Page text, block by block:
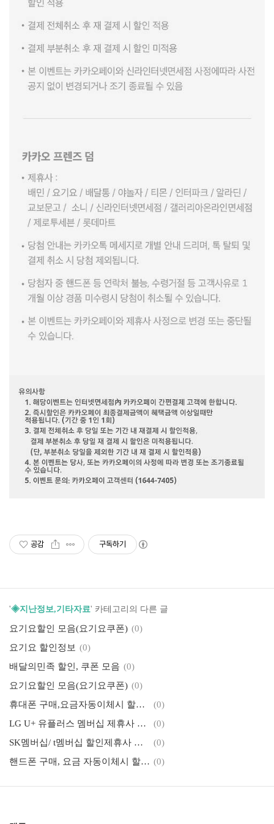
공감 구독하기
'◈지난정보,기타자료' 카테고리의 다른 글
요기요할인 모음(요기요쿠폰) (0)
요기요 할인정보 (0)
배달의민족 할인, 쿠폰 모음 (0)
요기요할인 모음(요기요쿠폰) (0)
휴대폰 구매,요금자동이체시 할인되는 제휴카드
(0)
LG U+ 유플러스 멤버십 제휴사 할인 모음
(0)
SK멤버십/ t멤버십 할인제휴사 혜택 모음
(0)
핸드폰 구매, 요금 자동이체시 할인되는 통신사별 제휴카드 (0)